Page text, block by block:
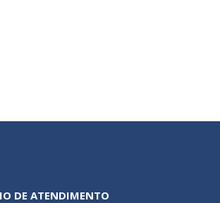
DE ATENDIMENTO